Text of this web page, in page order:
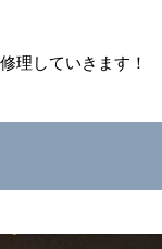
理していきます！